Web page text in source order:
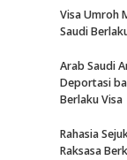
Visa Umroh
Saudi
Arab Saudi
Deportasi
Berlaku Visa
Rahasia
Raksasa